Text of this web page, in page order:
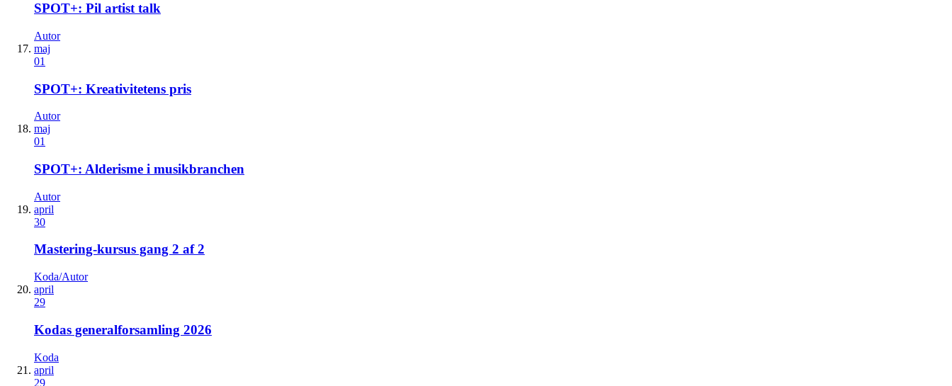
SPOT+: Pil artist talk
Autor
maj
01
SPOT+: Kreativitetens pris
Autor
maj
01
SPOT+: Alderisme i musikbranchen
Autor
april
30
Mastering-kursus gang 2 af 2
Koda/Autor
april
29
Kodas generalforsamling 2026
Koda
april
29